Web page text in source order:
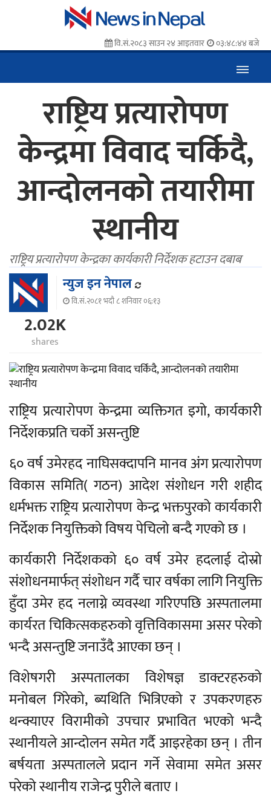
वि.सं.२०८३ साउन २४ आइतवार ०३:४८:४५ बजे
राष्ट्रिय प्रत्यारोपण
केन्द्रमा विवाद चर्किदै,
आन्दोलनको तयारीमा
स्थानीय
राष्ट्रिय प्रत्यारोपण केन्द्रका कार्यकारी निर्देशक हटाउन दबाब
न्युज इन नेपाल
वि.सं.२०८१ भदौ ८ शनिवार ०६:१३
2.02K
shares
राष्ट्रिय प्रत्यारोपण केन्द्रमा व्यक्तिगत इगो, कार्यकारी
निर्देशकप्रति चर्को असन्तुष्टि
६० वर्ष उमेरहद नाघिसक्दापनि मानव अंग प्रत्यारोपण
विकास समिति( गठन) आदेश संशोधन गरी शहीद
धर्मभक्त राष्ट्रिय प्रत्यारोपण केन्द्र भक्तपुरको कार्यकारी
निर्देशक नियुक्तिको विषय पेचिलो बन्दै गएको छ ।
कार्यकारी निर्देशकको ६० वर्ष उमेर हदलाई दोस्रो
संशोधनमार्फत् संशोधन गर्दै चार वर्षका लागि नियुक्ति
हुँदा उमेर हद नलाग्ने व्यवस्था गरिएपछि अस्पतालमा
कार्यरत चिकित्सकहरुको वृत्तिविकासमा असर परेको
भन्दै असन्तुष्टि जनाउँदै आएका छन् ।
विशेषगरी अस्पतालका विशेषज्ञ डाक्टरहरुको
मनोबल गिरेको, ब्यथिति भित्रिएको र उपकरणहरु
थन्क्याएर विरामीको उपचार प्रभावित भएको भन्दै
स्थानीयले आन्दोलन समेत गर्दै आइरहेका छन् । तीन
बर्षयता अस्पतालले प्रदान गर्ने सेवामा समेत असर
परेको स्थानीय राजेन्द्र पुरीले बताए ।